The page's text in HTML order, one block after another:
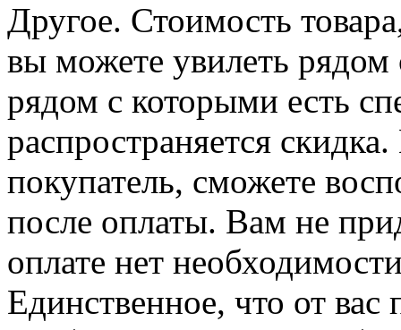
Другое. Стоимость
вы можете увилеть рядом
рядом с которыми есть
распространяется
покупатель, сможете
после оплаты. Вам не
оплате нет
Единственное, что от вас